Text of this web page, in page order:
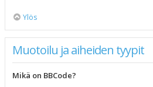
Ylös
Muotoilu ja aiheiden tyypit
Mikä on BBCode?